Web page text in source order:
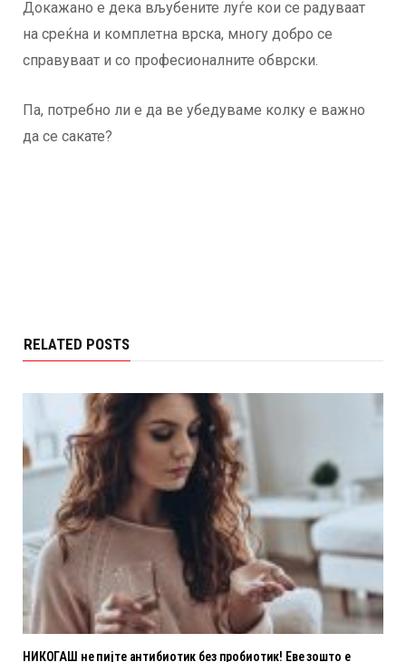
Докажано е дека вљубените луѓе кои се радуваат
на среќна и комплетна врска, многу добро се
справуваат и со професионалните обврски.
Па, потребно ли е да ве убедуваме колку е важно
да се сакате?
RELATED POSTS
НИКОГАШ не пијте антибиотик без пробиотик! Еве зошто е